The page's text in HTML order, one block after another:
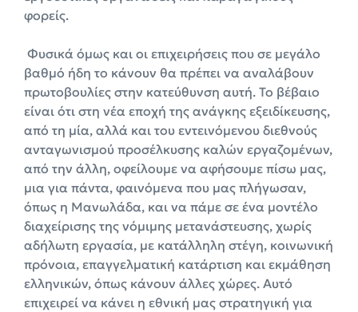
φορείς.
Φυσικά όμως και οι επιχειρήσεις που σε μεγάλο
βαθμό ήδη το κάνουν θα πρέπει να αναλάβουν
πρωτοβουλίες στην κατεύθυνση αυτή. Το βέβαιο
είναι ότι στη νέα εποχή της ανάγκης εξειδίκευσης,
από τη μία, αλλά και του εντεινόμενου διεθνούς
ανταγωνισμού προσέλκυσης καλών εργαζομένων,
από την άλλη, οφείλουμε να αφήσουμε πίσω μας,
μια για πάντα, φαινόμενα που μας πλήγωσαν,
όπως η Μανωλάδα, και να πάμε σε ένα μοντέλο
διαχείρισης της νόμιμης μετανάστευσης, χωρίς
αδήλωτη εργασία, με κατάλληλη στέγη, κοινωνική
πρόνοια, επαγγελματική κατάρτιση και εκμάθηση
ελληνικών, όπως κάνουν άλλες χώρες. Αυτό
επιχειρεί να κάνει η εθνική μας στρατηγική για